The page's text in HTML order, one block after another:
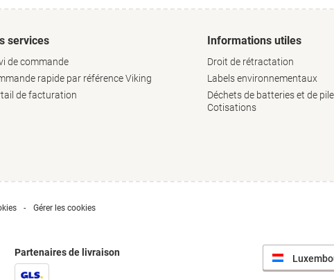
services
de commande
rapide par référence Viking
de facturation
Informations utiles
Droit de rétractation
Labels environnementaux
Déchets de batteries et de
Cotisations
Gérer les cookies
Partenaires de livraison